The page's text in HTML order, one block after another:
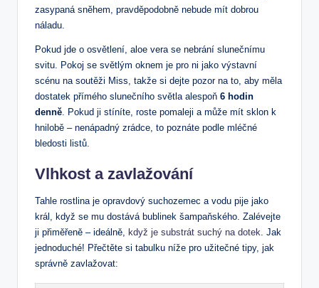
zasypaná sněhem, pravděpodobně nebude mít dobrou
náladu.
Pokud jde o osvětlení, aloe vera se nebrání slunečnímu
svitu. Pokoj se světlým oknem je pro ni jako výstavní
scénu na soutěži Miss, takže si dejte pozor na to, aby měla
dostatek přímého slunečního světla alespoň 6 hodin
denně . Pokud ji stíníte, roste pomaleji a může mít sklon k
hnilobě – nenápadný zrádce, to poznáte podle mléčné
bledosti listů.
Vlhkost a zavlažování
Tahle rostlina je opravdový suchozemec a vodu pije jako
král, když se mu dostává bublinek šampaňského. Zalévejte
ji přiměřeně – ideálně, když je substrát suchý na dotek . Jak
jednoduché! Přečtěte si tabulku níže pro užitečné tipy, jak
správně zavlažovat: